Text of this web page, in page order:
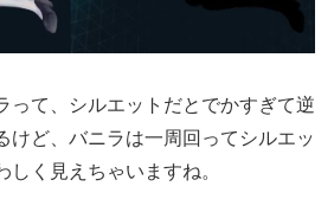
って、シルエットだとでかすぎて逆
けど、バニラは一周回ってシルエッ
しく見えちゃいますね。